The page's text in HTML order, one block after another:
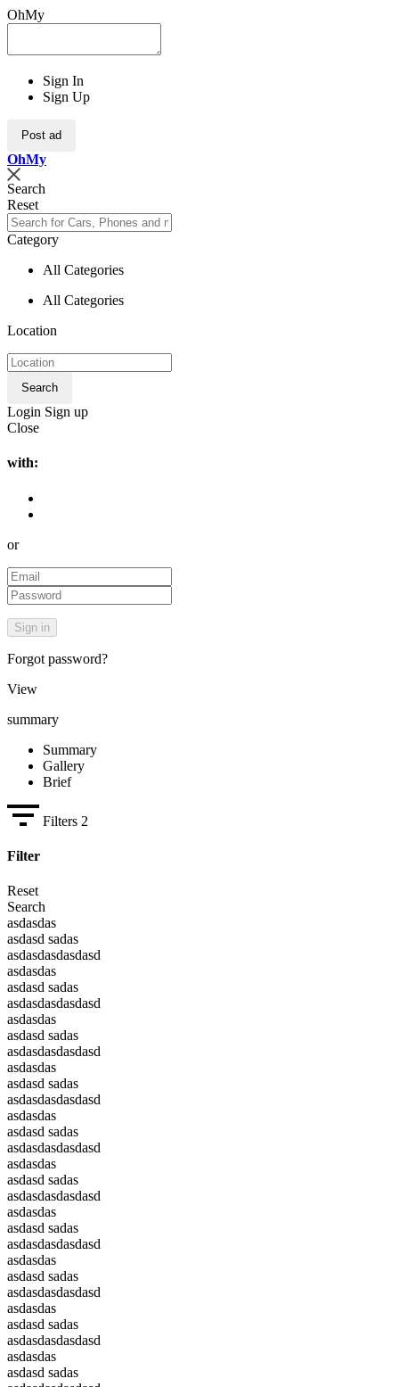
OhMy
Sign In
Sign Up
Post ad
OhMy
Search
Reset
Category
All Categories
All Categories
Location
Search
Login Sign up
Close
with:
or
Forgot password?
View
summary
Summary
Gallery
Brief
Filters 2
Filter
Reset
Search
asdasdas
asdasd sadas
asdasdasdasdasd
asdasdas
asdasd sadas
asdasdasdasdasd
asdasdas
asdasd sadas
asdasdasdasdasd
asdasdas
asdasd sadas
asdasdasdasdasd
asdasdas
asdasd sadas
asdasdasdasdasd
asdasdas
asdasd sadas
asdasdasdasdasd
asdasdas
asdasd sadas
asdasdasdasdasd
asdasdas
asdasd sadas
asdasdasdasdasd
asdasdas
asdasd sadas
asdasdasdasdasd
asdasdas
asdasd sadas